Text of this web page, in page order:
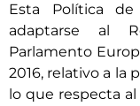
Esta Política de
adaptarse al
Parlamento
2016, relativo a la
lo que respecta